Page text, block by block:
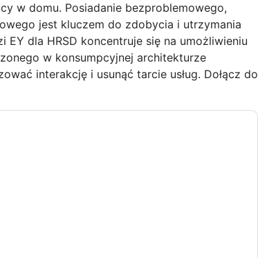
w domu. Posiadanie bezproblemowego,
jest kluczem do zdobycia i utrzymania
EY dla HRSD koncentruje się na umożliwieniu
w konsumpcyjnej architekturze
interakcję i usunąć tarcie usług. Dołącz do